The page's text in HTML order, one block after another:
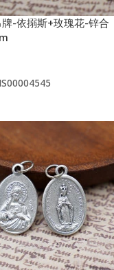
-依搦斯+玫瑰花-锌合